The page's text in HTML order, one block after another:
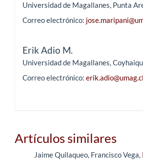
Universidad de Magallanes, Punta
Correo electrónico:
Erik Adio M.
Universidad de Magallanes,
Correo electrónico: erik.adio@umag.cl
Artículos similares
Jaime Quilaqueo, Francisco Vega,